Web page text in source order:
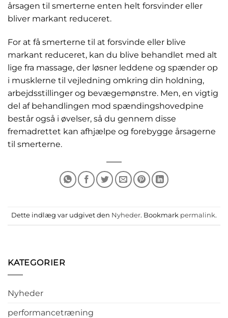
årsagen til smerterne enten helt forsvinder eller
bliver markant reduceret.
For at få smerterne til at forsvinde eller blive
markant reduceret, kan du blive behandlet med alt
lige fra massage, der løsner leddene og spænder op
i musklerne til vejledning omkring din holdning,
arbejdsstillinger og bevægemønstre. Men, en vigtig
del af behandlingen mod spændingshovedpine
består også i øvelser, så du gennem disse
fremadrettet kan afhjælpe og forebygge årsagerne
til smerterne.
Dette indlæg var udgivet den Nyheder. Bookmark permalink.
KATEGORIER
Nyheder
performancetræning